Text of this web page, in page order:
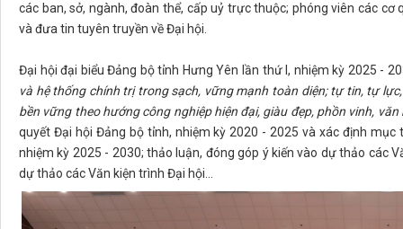
các ban, sở, ngành, đoàn thể, cấp uỷ trực thuộc; phóng viên các
và đưa tin tuyên truyền về Đại hội.
Đại hội đại biểu Đảng bộ tỉnh Hưng Yên lần thứ I, nhiệm kỳ 2025 -
và hệ thống chính trị trong sạch, vững mạnh toàn diện; tự tin, tự
bền vững theo hướng công nghiệp hiện đại, giàu đẹp, phồn vinh, văn
quyết Đại hội Đảng bộ tỉnh, nhiệm kỳ 2020 - 2025 và xác định
nhiệm kỳ 2025 - 2030; thảo luận, đóng góp ý kiến vào dự thảo các
dự thảo các Văn kiện trình Đại hội…